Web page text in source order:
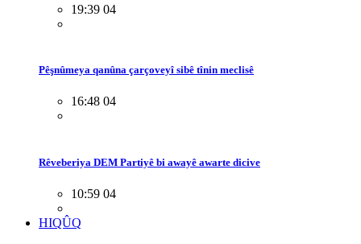
19:39 04
Pêşnûmeya qanûna çarçoveyî sibê tînin meclisê
16:48 04
Rêveberiya DEM Partiyê bi awayê awarte dicive
10:59 04
HIQÛQ